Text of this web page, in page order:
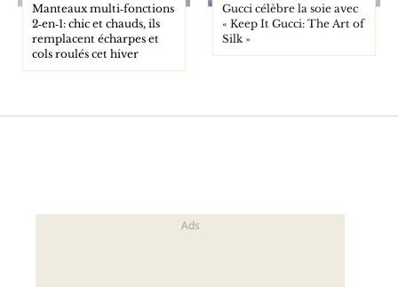
Manteaux multi‑fonctions
2‑en‑1: chic et chauds, ils
remplacent écharpes et
cols roulés cet hiver
Gucci célèbre la soie avec
« Keep It Gucci: The Art of
Silk »